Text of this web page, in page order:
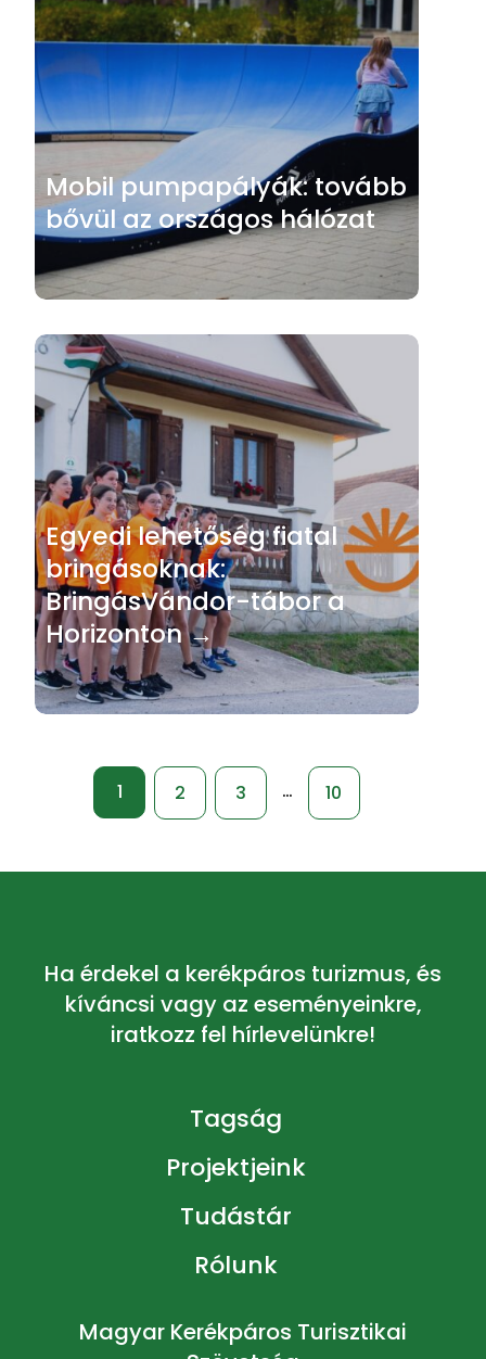
Mobil pumpapályák: tovább
bővül az országos hálózat
Egyedi lehetőség fiatal
bringásoknak:
BringásVándor-tábor a
Horizonton →
1 2 3 … 10
Tagság
Projektjeink
Tudástár
Rólunk
Magyar Kerékpáros Turisztikai
Ha érdekel a kerékpáros turizmus, és
kíváncsi vagy az eseményeinkre,
iratkozz fel hírlevelünkre!